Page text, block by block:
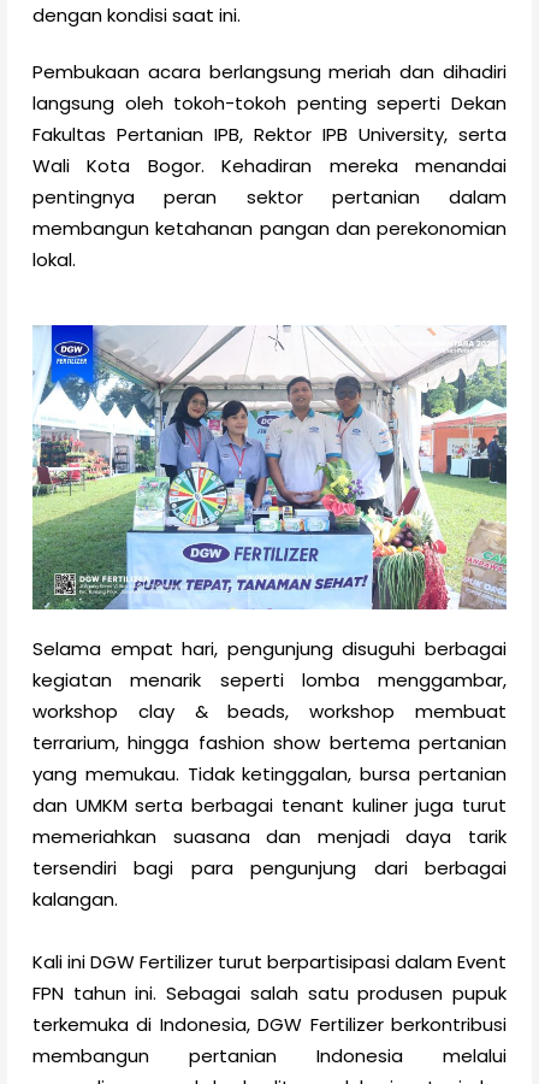
dengan kondisi saat ini.
Pembukaan acara berlangsung meriah dan dihadiri
langsung oleh tokoh-tokoh penting seperti Dekan
Fakultas Pertanian IPB, Rektor IPB University, serta
Wali Kota Bogor. Kehadiran mereka menandai
pentingnya peran sektor pertanian dalam
membangun ketahanan pangan dan perekonomian
lokal.
Selama empat hari, pengunjung disuguhi berbagai
kegiatan menarik seperti lomba menggambar,
workshop clay & beads, workshop membuat
terrarium, hingga fashion show bertema pertanian
yang memukau. Tidak ketinggalan, bursa pertanian
dan UMKM serta berbagai tenant kuliner juga turut
memeriahkan suasana dan menjadi daya tarik
tersendiri bagi para pengunjung dari berbagai
kalangan.
Kali ini DGW Fertilizer turut berpartisipasi dalam Event
FPN tahun ini. Sebagai salah satu produsen pupuk
terkemuka di Indonesia, DGW Fertilizer berkontribusi
membangun pertanian Indonesia melalui